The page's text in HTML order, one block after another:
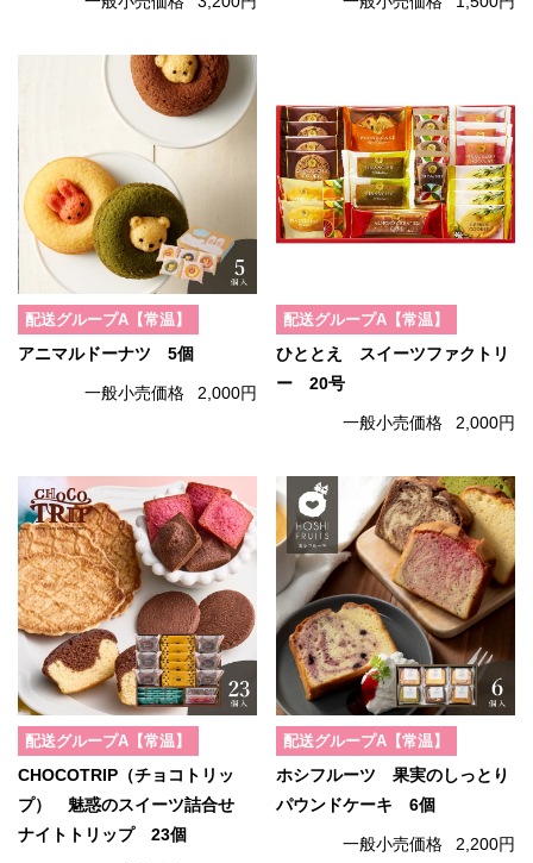
配送グループA【常温】
アニマルドーナツ 5個
一般小売価格 2,000円
配送グループA【常温】
ひととえ スイーツファクトリ
ー 20号
一般小売価格 2,000円
配送グループA【常温】
CHOCOTRIP（チョコトリッ
プ） 魅惑のスイーツ詰合せ
ナイトトリップ 23個
配送グループA【常温】
ホシフルーツ 果実のしっとり
パウンドケーキ 6個
一般小売価格 2,200円